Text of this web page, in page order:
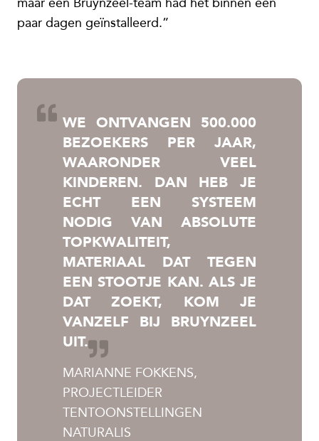
paar dagen geïnstalleerd.”
WE ONTVANGEN 500.000
BEZOEKERS PER JAAR,
WAARONDER VEEL
KINDEREN. DAN HEB JE
ECHT EEN SYSTEEM
NODIG VAN ABSOLUTE
TOPKWALITEIT,
MATERIAAL DAT TEGEN
EEN STOOTJE KAN. ALS JE
DAT ZOEKT, KOM JE
VANZELF BIJ BRUYNZEEL
UIT.
MARIANNE FOKKENS,
PROJECTLEIDER
TENTOONSTELLINGEN
NATURALIS